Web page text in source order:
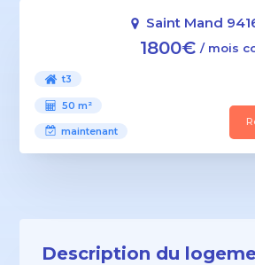
Saint Mand
1800€ / mois
t3
50 m²
maintenant
Description du